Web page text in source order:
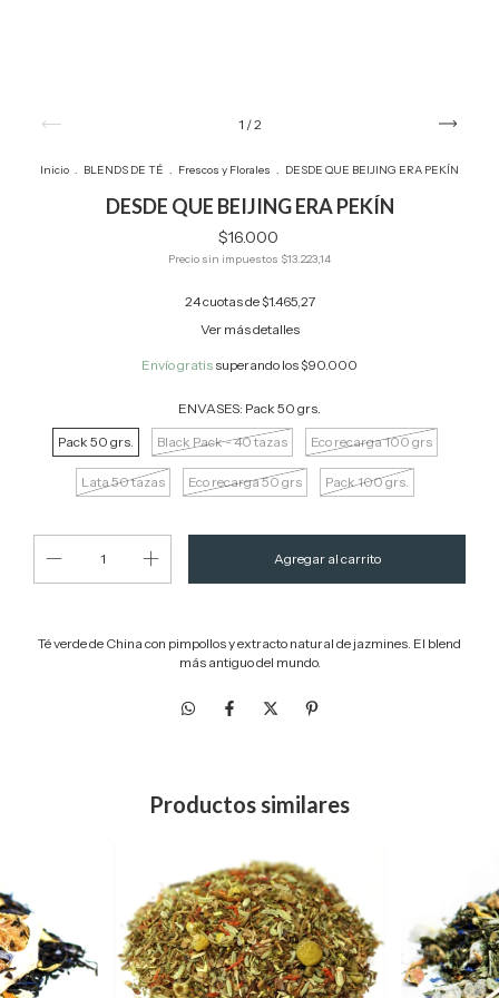
1 /2
Inicio . BLENDS DE TÉ . Frescos y Florales . DESDE QUE BEIJING ERA PEKÍN
DESDE QUE BEIJING ERA PEKÍN
$16.000
Precio sin impuestos $13.223,14
24cuotas de$1.465,27
Ver más detalles
Envío gratis superando los$90.000
ENVASES: Pack 50 grs.
Pack 50 grs.
Black Pack - 40 tazas Eco recarga 100 grs
Lata 50 tazas Eco recarga 50 grs Pack 100 grs.
Té verde de China con pimpollos y extracto natural de jazmines. El blend
más antiguo del mundo.
Productos similares